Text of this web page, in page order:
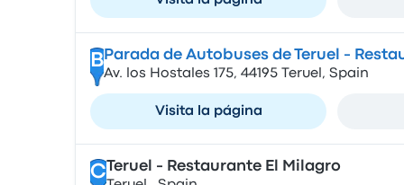
B Parada de Autobuses de Teruel -
Av. los Hostales 175, 44195 Teruel, Spain
Visita la página
CTeruel - Restaurante El Milagro